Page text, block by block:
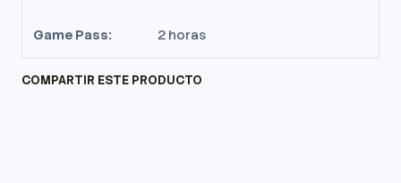
Game Pass: 2 horas
COMPARTIR ESTE PRODUCTO